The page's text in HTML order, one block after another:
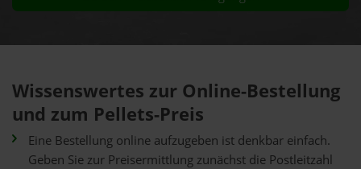
Wissenswertes zur Online-Bestellung
und zum Pellets-Preis
Eine Bestellung online aufzugeben ist denkbar einfach.
Geben Sie zur Preisermittlung zunächst die Postleitzahl